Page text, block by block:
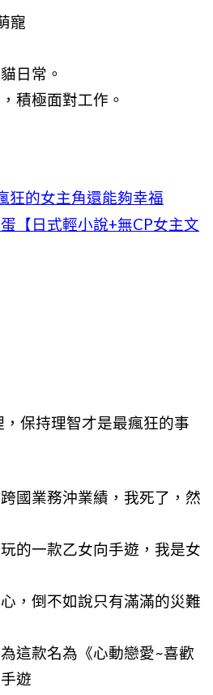
寵
日常。
積極面對工作。
狂的女主角還能夠幸福
【日式輕小說+無CP女主文
保持理智才是最瘋狂的事
國業務沖業績，我死了，然
的一款乙女向手遊，我是女
，倒不如說只有滿滿的災難
這款名為《心動戀愛~喜歡
遊